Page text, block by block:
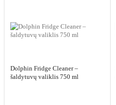
Dolphin Fridge Cleaner –
šaldytuvų valiklis 750 ml